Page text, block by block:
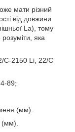
мати різний
від довжини
La), тому
яка
C-2150 Li, 22/C
89;
(мм).
(мм).